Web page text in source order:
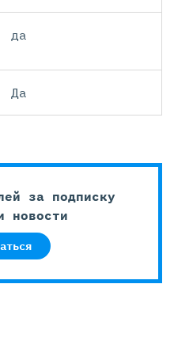
да
Да
за подписку
новости